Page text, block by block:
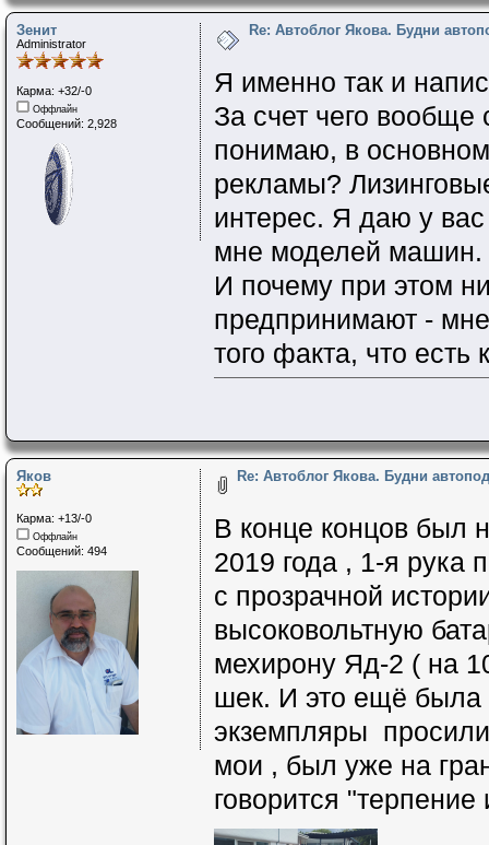
Зенит
Administrator
Карма: +32/-0
Оффлайн
Сообщений: 2,928
Re: Автоблог Якова. Будни
Я именно так и
За счет чего вообще
понимаю, в
рекламы?
интерес. Я даю у
мне моделей машин.
И почему при этом
предпринимают -
того факта, что есть
Яков
Карма: +13/-0
Оффлайн
Сообщений: 494
Re: Автоблог Якова. Будни
В конце концов был
2019 года , 1-я рука
с прозрачной
высоковольтную
мехирону Яд-2 ( на
шек. И это ещё была
экземпляры
мои , был уже на
говорится "терпение